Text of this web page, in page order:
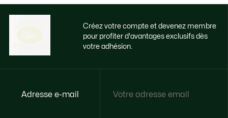
Créez votre compte et devenez membre
pour profiter d'avantages exclusifs dès
votre adhésion.
Adresse e-mail
Accédez à des avantages exclusifs dès